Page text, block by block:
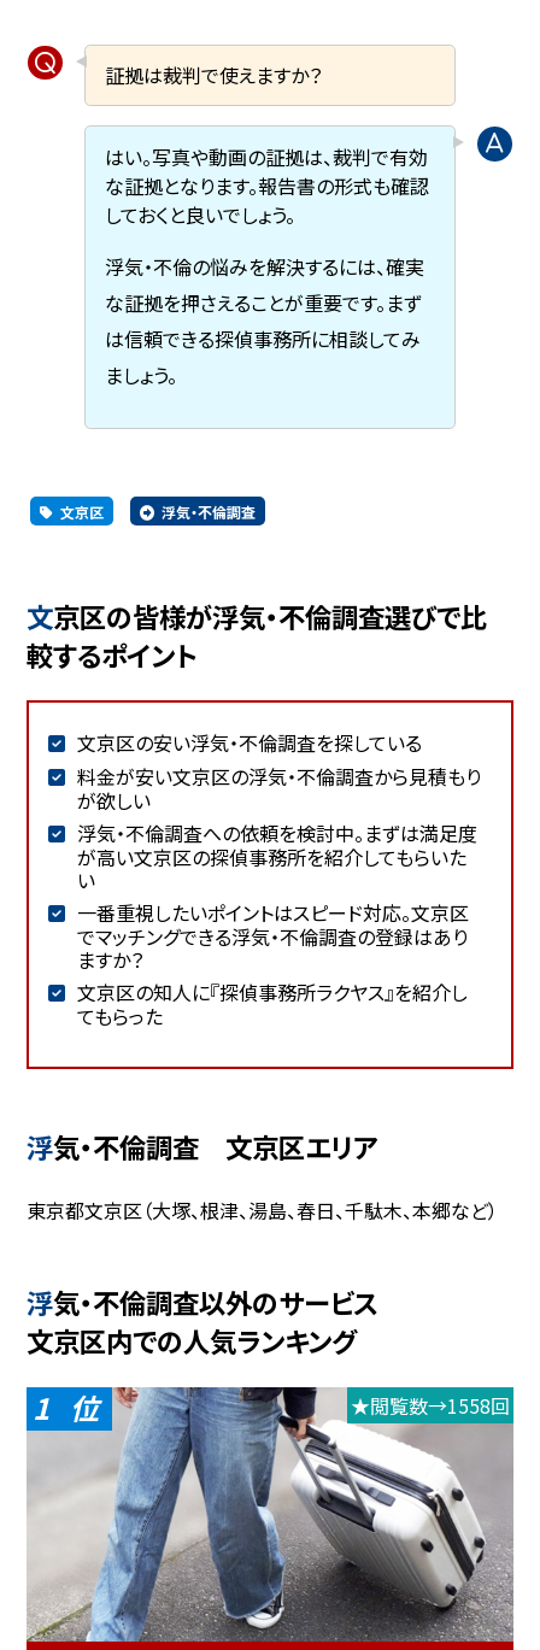
証拠は裁判で使えますか？
はい。写真や動画の証拠は、裁判で有効
な証拠となります。報告書の形式も確認
しておくと良いでしょう。
浮気・不倫の悩みを解決するには、確実
な証拠を押さえることが重要です。まず
は信頼できる探偵事務所に相談してみ
ましょう。
文京区 浮気・不倫調査
文京区の皆様が浮気・不倫調査選びで比
較するポイント
文京区の安い浮気・不倫調査を探している
料金が安い文京区の浮気・不倫調査から見積もり
が欲しい
浮気・不倫調査への依頼を検討中。まずは満足度
が高い文京区の探偵事務所を紹介してもらいた
い
一番重視したいポイントはスピード対応。文京区
でマッチングできる浮気・不倫調査の登録はあり
ますか？
文京区の知人に『探偵事務所ラクヤス』を紹介し
てもらった
浮気・不倫調査 文京区エリア
東京都文京区（大塚、根津、湯島、春日、千駄木、本郷など）
浮気・不倫調査以外のサービス
文京区内での人気ランキング
1 ★閲覧数→1558回